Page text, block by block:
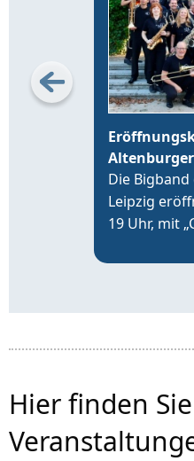
Altenburger
Die
Leipzig
19 Uhr, mit
an der
Hier finden